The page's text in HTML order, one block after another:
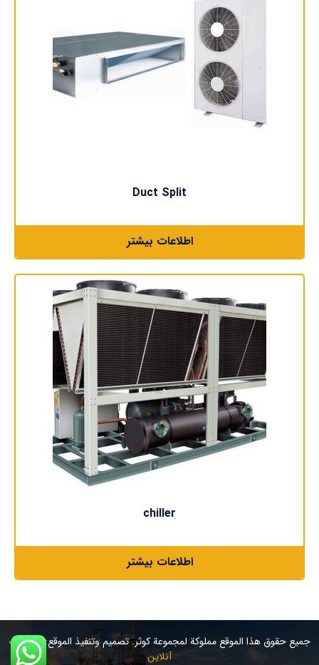
Duct Split
اطلاعات بیشتر
chiller
اطلاعات بیشتر
جميع حقوق هذا الموقع مملوكة لمجموعة کوثر. تصميم وتنفيذ الموقع:شيرازوب
آنلاين